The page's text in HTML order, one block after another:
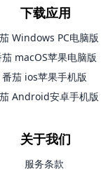
下载应用
Windows PC电脑版
macOS苹果电脑版
番茄 ios苹果手机版
Android安卓手机版
关于我们
服务条款